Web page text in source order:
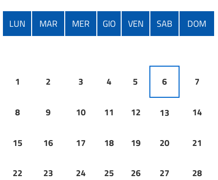
LUN MAR MER GIO VEN SAB DOM
1 2 3 4 5 6 7
8 9 10 11 12 13 14
15 16 17 18 19 20 21
22 23 24 25 26 27 28